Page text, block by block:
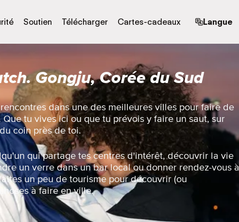
Soutien Télécharger Cartes-cadeaux Langue
Gongju, Corée du Sud
dans une des meilleures villes pour faire de
tu vives ici ou que tu prévois y faire un saut, sur
coin près de toi.
qui partage tes centres d'intérêt, découvrir la vie
un verre dans un bar local ou donner rendez-vous à
un peu de tourisme pour découvrir (ou
à faire en ville.